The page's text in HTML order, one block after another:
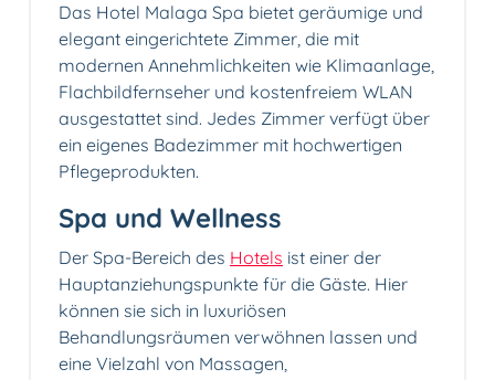
Das Hotel Malaga Spa bietet geräumige und
elegant eingerichtete Zimmer, die mit
modernen Annehmlichkeiten wie Klimaanlage,
Flachbildfernseher und kostenfreiem WLAN
ausgestattet sind. Jedes Zimmer verfügt über
ein eigenes Badezimmer mit hochwertigen
Pflegeprodukten.
Spa und Wellness
Der Spa-Bereich des Hotels ist einer der
Hauptanziehungspunkte für die Gäste. Hier
können sie sich in luxuriösen
Behandlungsräumen verwöhnen lassen und
eine Vielzahl von Massagen,